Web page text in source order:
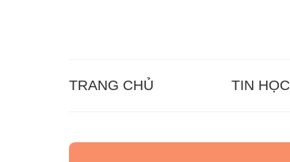
TRANG CHỦ TIN HỌC